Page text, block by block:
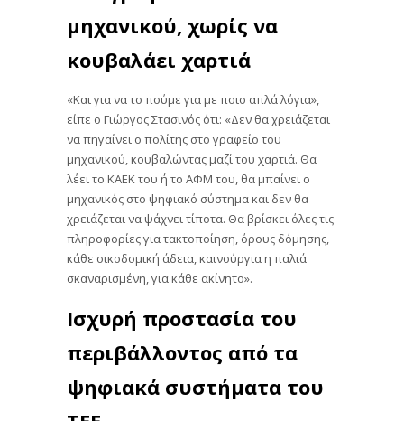
μηχανικού, χωρίς να
κουβαλάει χαρτιά
«Και για να το πούμε για με ποιο απλά λόγια»,
είπε ο Γιώργος Στασινός ότι: «Δεν θα χρειάζεται
να πηγαίνει ο πολίτης στο γραφείο του
μηχανικού, κουβαλώντας μαζί του χαρτιά. Θα
λέει το ΚΑΕΚ του ή το ΑΦΜ του, θα μπαίνει ο
μηχανικός στο ψηφιακό σύστημα και δεν θα
χρειάζεται να ψάχνει τίποτα. Θα βρίσκει όλες τις
πληροφορίες για τακτοποίηση, όρους δόμησης,
κάθε οικοδομική άδεια, καινούργια η παλιά
σκαναρισμένη, για κάθε ακίνητο».
Ισχυρή προστασία του
περιβάλλοντος από τα
ψηφιακά συστήματα του